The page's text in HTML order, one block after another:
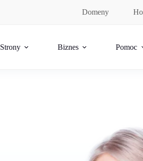
Domeny
Strony Biznes Pomoc